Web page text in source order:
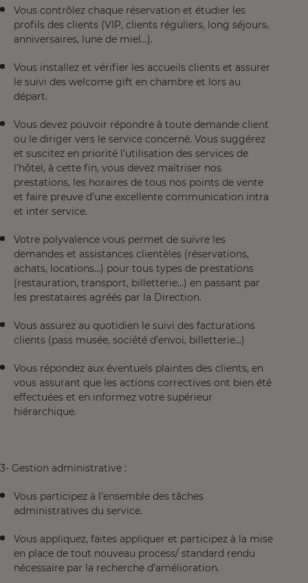
Vous contrôlez chaque réservation et étudier les
profils des clients (VIP, clients réguliers, long séjours,
anniversaires, lune de miel...).
Vous installez et vérifier les accueils clients et assurer
le suivi des welcome gift en chambre et lors au
départ.
Vous devez pouvoir répondre à toute demande client
ou le diriger vers le service concerné. Vous suggérez
et suscitez en priorité l’utilisation des services de
l’hôtel, à cette fin, vous devez maîtriser nos
prestations, les horaires de tous nos points de vente
et faire preuve d’une excellente communication intra
et inter service.
Votre polyvalence vous permet de suivre les
demandes et assistances clientèles (réservations,
achats, locations...) pour tous types de prestations
(restauration, transport, billetterie...) en passant par
les prestataires agréés par la Direction.
Vous assurez au quotidien le suivi des facturations
clients (pass musée, société d'envoi, billetterie...)
Vous répondez aux éventuels plaintes des clients, en
vous assurant que les actions correctives ont bien été
effectuées et en informez votre supérieur
hiérarchique.
3- Gestion administrative :
Vous participez à l'ensemble des tâches
administratives du service.
Vous appliquez, faites appliquer et participez à la mise
en place de tout nouveau process/ standard rendu
nécessaire par la recherche d’amélioration.